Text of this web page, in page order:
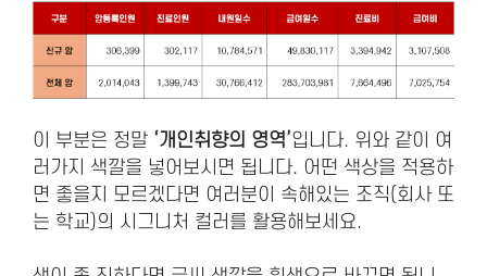
이 부분은 정말 ‘개인취향의 영역’입니다. 위와 같이 여
러가지 색깔을 넣어보시면 됩니다. 어떤 색상을 적용하
면 좋을지 모르겠다면 여러분이 속해있는 조직(회사 또
는 학교)의 시그니처 컬러를 활용해보세요.